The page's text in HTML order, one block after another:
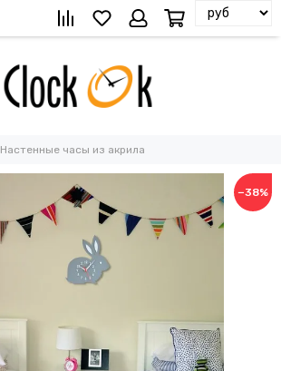
Настенные часы из акрила
−38%